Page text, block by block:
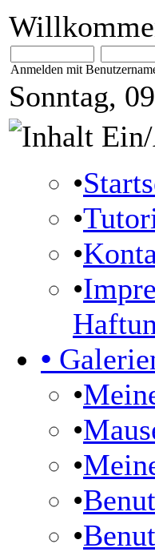
Anmelden mit
Sonntag,
•
•
•
•
•
•
•
•
•
•